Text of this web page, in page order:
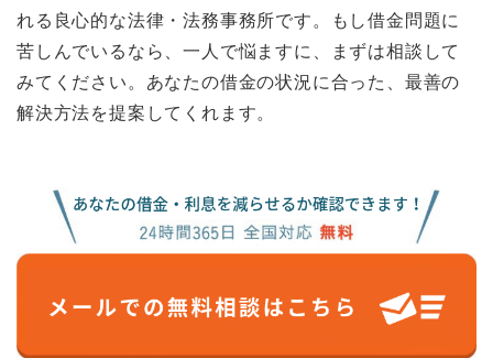
れる良心的な法律・法務事務所です。もし借金問題に
苦しんでいるなら、一人で悩ますに、まずは相談して
みてください。あなたの借金の状況に合った、最善の
解決方法を提案してくれます。